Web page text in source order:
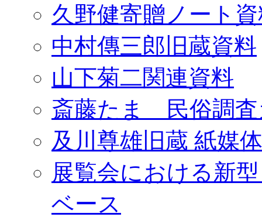
久野健寄贈ノート
中村傳三郎旧蔵資料
山下菊二関連資料
斎藤たま 民俗調査
及川尊雄旧蔵 紙媒
展覧会における新
ベース